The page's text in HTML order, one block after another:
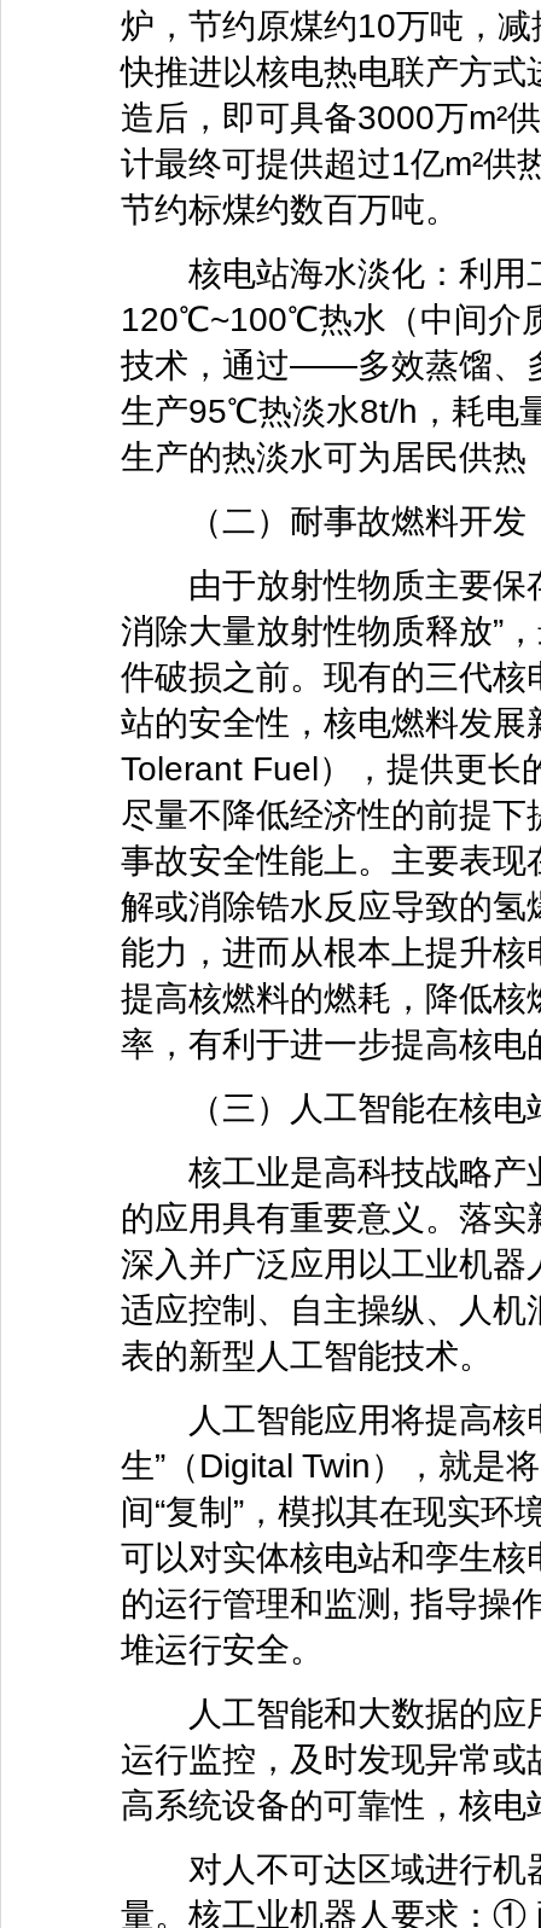
炉，节约原煤约10万吨，
快推进以核电热电联产方
造后，即可具备3000万m²
计最终可提供超过1亿m²供
节约标煤约数百万吨。
核电站海水淡化：利用
120℃~100℃热水（中间介
技术，通过——多效蒸馏、
生产95℃热淡水8t/h，耗电
生产的热淡水可为居民供
（二）耐事故燃料开发
由于放射性物质主要保
消除大量放射性物质释放”
件破损之前。现有的三代
站的安全性，核电燃料发
Tolerant Fuel），提供更长
尽量不降低经济性的前提
事故安全性能上。主要表
解或消除锆水反应导致的
能力，进而从根本上提升
提高核燃料的燃耗，降低
率，有利于进一步提高核电
（三）人工智能在核
核工业是高科技战略产
的应用具有重要意义。落
深入并广泛应用以工业机
适应控制、自主操纵、人
表的新型人工智能技术。
人工智能应用将提高核
生”（Digital Twin），就是
间“复制”，模拟其在现实
可以对实体核电站和孪生
的运行管理和监测, 指导操
堆运行安全。
人工智能和大数据的应
运行监控，及时发现异常
高系统设备的可靠性，核
对人不可达区域进行机
量。核工业机器人要求：①